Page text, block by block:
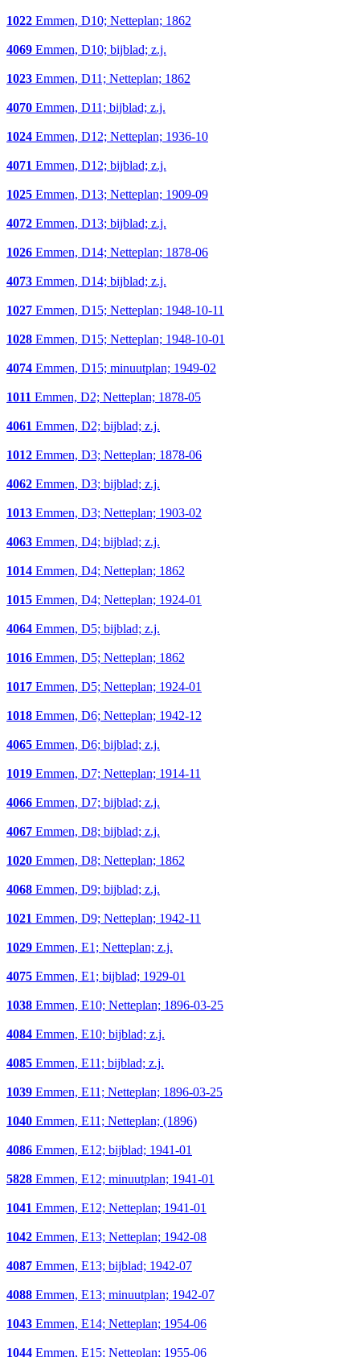
1022 Emmen, D10; Netteplan; 1862
4069 Emmen, D10; bijblad; z.j.
1023 Emmen, D11; Netteplan; 1862
4070 Emmen, D11; bijblad; z.j.
1024 Emmen, D12; Netteplan; 1936-10
4071 Emmen, D12; bijblad; z.j.
1025 Emmen, D13; Netteplan; 1909-09
4072 Emmen, D13; bijblad; z.j.
1026 Emmen, D14; Netteplan; 1878-06
4073 Emmen, D14; bijblad; z.j.
1027 Emmen, D15; Netteplan; 1948-10-11
1028 Emmen, D15; Netteplan; 1948-10-01
4074 Emmen, D15; minuutplan; 1949-02
1011 Emmen, D2; Netteplan; 1878-05
4061 Emmen, D2; bijblad; z.j.
1012 Emmen, D3; Netteplan; 1878-06
4062 Emmen, D3; bijblad; z.j.
1013 Emmen, D3; Netteplan; 1903-02
4063 Emmen, D4; bijblad; z.j.
1014 Emmen, D4; Netteplan; 1862
1015 Emmen, D4; Netteplan; 1924-01
4064 Emmen, D5; bijblad; z.j.
1016 Emmen, D5; Netteplan; 1862
1017 Emmen, D5; Netteplan; 1924-01
1018 Emmen, D6; Netteplan; 1942-12
4065 Emmen, D6; bijblad; z.j.
1019 Emmen, D7; Netteplan; 1914-11
4066 Emmen, D7; bijblad; z.j.
4067 Emmen, D8; bijblad; z.j.
1020 Emmen, D8; Netteplan; 1862
4068 Emmen, D9; bijblad; z.j.
1021 Emmen, D9; Netteplan; 1942-11
1029 Emmen, E1; Netteplan; z.j.
4075 Emmen, E1; bijblad; 1929-01
1038 Emmen, E10; Netteplan; 1896-03-25
4084 Emmen, E10; bijblad; z.j.
4085 Emmen, E11; bijblad; z.j.
1039 Emmen, E11; Netteplan; 1896-03-25
1040 Emmen, E11; Netteplan; (1896)
4086 Emmen, E12; bijblad; 1941-01
5828 Emmen, E12; minuutplan; 1941-01
1041 Emmen, E12; Netteplan; 1941-01
1042 Emmen, E13; Netteplan; 1942-08
4087 Emmen, E13; bijblad; 1942-07
4088 Emmen, E13; minuutplan; 1942-07
1043 Emmen, E14; Netteplan; 1954-06
1044 Emmen, E15; Netteplan; 1955-06